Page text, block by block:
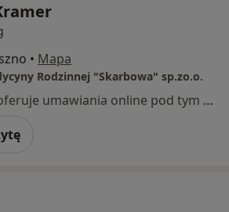
• Mapa
Rodzinnej "Skarbowa" sp.zo.o.
Specjalista nie oferuje umawiania online pod tym adresem.